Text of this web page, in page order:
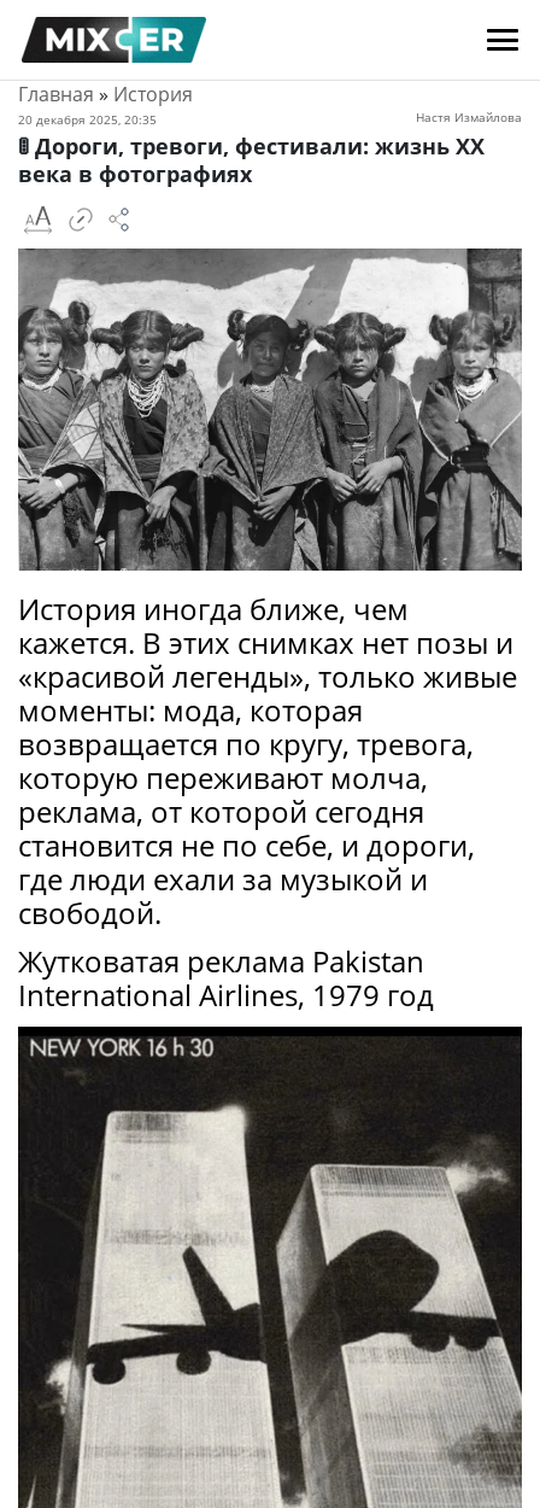
Главная » История
20 декабря 2025, 20:35 Настя Измайлова
🚦 Дороги, тревоги, фестивали: жизнь XX
века в фотографиях
История иногда ближе, чем
кажется. В этих снимках нет позы и
«красивой легенды», только живые
моменты: мода, которая
возвращается по кругу, тревога,
которую переживают молча,
реклама, от которой сегодня
становится не по себе, и дороги,
где люди ехали за музыкой и
свободой.
Жутковатая реклама Pakistan
International Airlines, 1979 год